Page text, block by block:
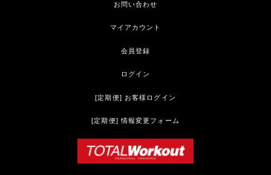
お問い合わせ
マイアカウント
会員登録
ログイン
[定期便] お客様ログイン
[定期便] 情報変更フォーム